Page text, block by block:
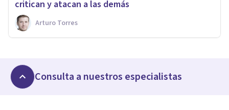
critican y atacan a las demás
Arturo Torres
Consulta a nuestros especialistas